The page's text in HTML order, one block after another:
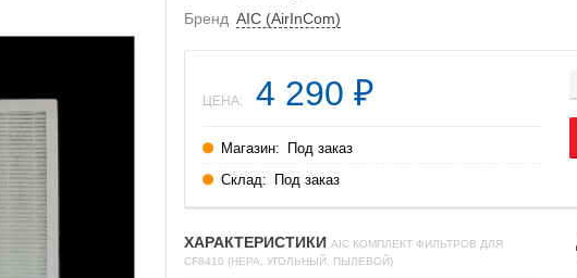
Бренд AIC (AirInCom)
ЦЕНА: 4 290 ₽
Магазин:
Под заказ
Склад:
Под заказ
ХАРАКТЕРИСТИКИ AIC КОМПЛЕКТ ФИЛЬТРОВ ДЛЯ
CF8410 (НЕРА, УГОЛЬНЫЙ, ПЫЛЕВОЙ)